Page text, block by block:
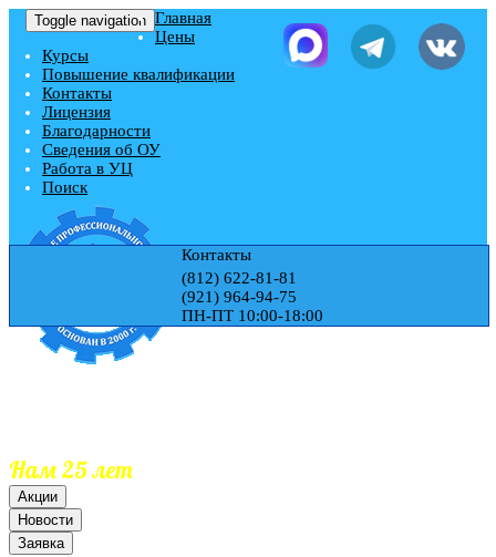
Toggle navigation Главная
Цены
Курсы
Повышение квалификации
Контакты
Лицензия
Благодарности
Сведения об ОУ
Работа в УЦ
Поиск
Нам 25 лет
Контакты
(812) 622-81-81
(921) 964-94-75
ПН-ПТ 10:00-18:00
Акции
Новости
Заявка